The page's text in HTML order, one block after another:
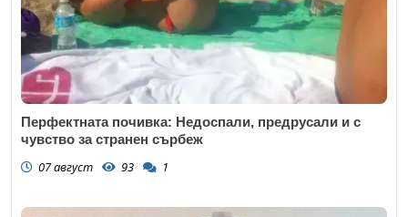
Перфектната почивка: Недоспали, предрусали и с
чувство за странен сърбеж
07 август 93 1